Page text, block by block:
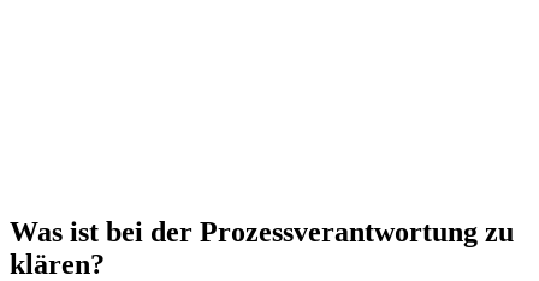
Was ist bei der Prozessverantwortung zu
klären?